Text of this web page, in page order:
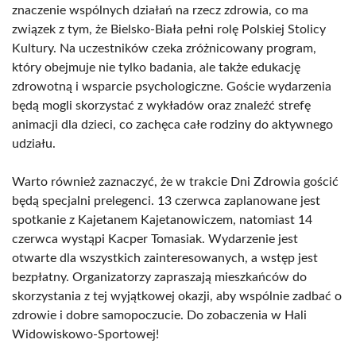
znaczenie wspólnych działań na rzecz zdrowia, co ma
związek z tym, że Bielsko-Biała pełni rolę Polskiej Stolicy
Kultury. Na uczestników czeka zróżnicowany program,
który obejmuje nie tylko badania, ale także edukację
zdrowotną i wsparcie psychologiczne. Goście wydarzenia
będą mogli skorzystać z wykładów oraz znaleźć strefę
animacji dla dzieci, co zachęca całe rodziny do aktywnego
udziału.
Warto również zaznaczyć, że w trakcie Dni Zdrowia gościć
będą specjalni prelegenci. 13 czerwca zaplanowane jest
spotkanie z Kajetanem Kajetanowiczem, natomiast 14
czerwca wystąpi Kacper Tomasiak. Wydarzenie jest
otwarte dla wszystkich zainteresowanych, a wstęp jest
bezpłatny. Organizatorzy zapraszają mieszkańców do
skorzystania z tej wyjątkowej okazji, aby wspólnie zadbać o
zdrowie i dobre samopoczucie. Do zobaczenia w Hali
Widowiskowo-Sportowej!